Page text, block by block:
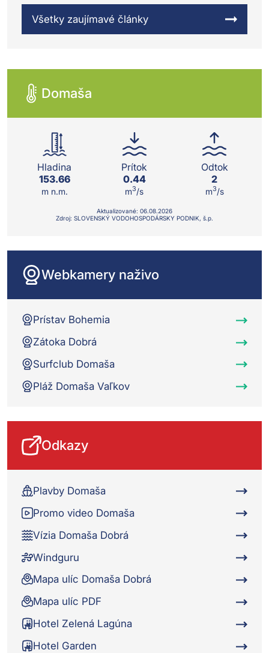
Všetky zaujímavé články
Domaša
Hladina
153.66
m n.m.
Prítok
0.44
m3/s
Odtok
2
m3/s
Aktualizované: 06.08.2026
Zdroj: SLOVENSKÝ VODOHOSPODÁRSKY PODNIK, š.p.
Webkamery naživo
Prístav Bohemia
Zátoka Dobrá
Surfclub Domaša
Pláž Domaša Vaľkov
Odkazy
Plavby Domaša
Promo video Domaša
Vízia Domaša Dobrá
Windguru
Mapa ulíc Domaša Dobrá
Mapa ulíc PDF
Hotel Zelená Lagúna
Hotel Garden